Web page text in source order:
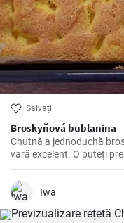
Salvați
Broskyňová bublanina
Chutnă a jednoduchă
vară excelent. O puteți
disponibile în mod
Iwa